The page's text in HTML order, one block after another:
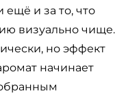
и за то, что
визуально чище.
но эффект
начинает